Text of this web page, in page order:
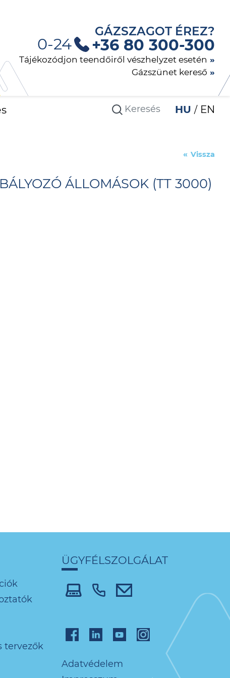
GÁZSZAGOT ÉREZ?
0-24 +36 80 300-300
Tájékozódjon teendőiről vészhelyzet esetén
Gázszünet kereső
HU EN
Vissza
ÁLLOMÁSOK (TT 3000)
tervezők
ÜGYFÉLSZOLGÁLAT
Adatvédelem